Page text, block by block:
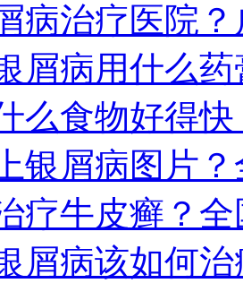
病治疗医院
屑病用什么药
么食物好得
银屑病图片
疗牛皮癣？
屑病该如何